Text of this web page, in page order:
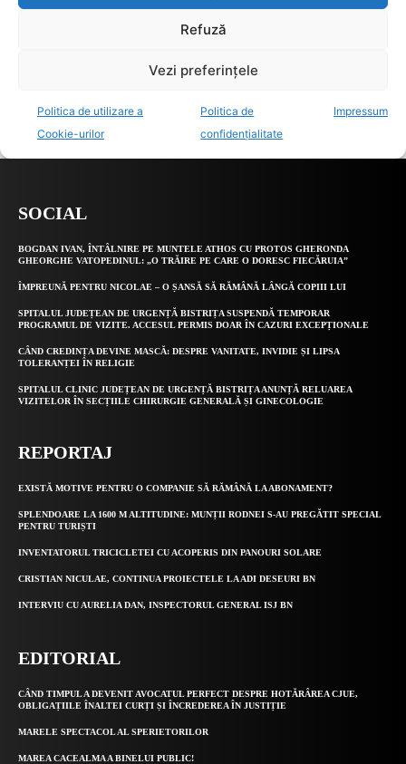
SOCIAL
BOGDAN IVAN, ÎNTÂLNIRE PE MUNTELE ATHOS CU PROTOS GHERONDA
GHEORGHE VATOPEDINUL: „O TRĂIRE PE CARE O DORESC FIECĂRUIA”
ÎMPREUNĂ PENTRU NICOLAE – O ȘANSĂ SĂ RĂMÂNĂ LÂNGĂ COPIII LUI
SPITALUL JUDEȚEAN DE URGENȚĂ BISTRIȚA SUSPENDĂ TEMPORAR
PROGRAMUL DE VIZITE. ACCESUL PERMIS DOAR ÎN CAZURI EXCEPȚIONALE
CÂND CREDINȚA DEVINE MASCĂ: DESPRE VANITATE, INVIDIE ȘI LIPSA
TOLERANȚEI ÎN RELIGIE
SPITALUL CLINIC JUDEȚEAN DE URGENȚĂ BISTRIȚA ANUNȚĂ RELUAREA
VIZITELOR ÎN SECȚIILE CHIRURGIE GENERALĂ ȘI GINECOLOGIE
REPORTAJ
EXISTĂ MOTIVE PENTRU O COMPANIE SĂ RĂMÂNĂ LA ABONAMENT?
SPLENDOARE LA 1600 M ALTITUDINE: MUNȚII RODNEI S-AU PREGĂTIT SPECIAL
PENTRU TURIȘTI
INVENTATORUL TRICICLETEI CU ACOPERIS DIN PANOURI SOLARE
CRISTIAN NICULAE, CONTINUA PROIECTELE LA ADI DESEURI BN
INTERVIU CU AURELIA DAN, INSPECTORUL GENERAL ISJ BN
EDITORIAL
CÂND TIMPUL A DEVENIT AVOCATUL PERFECT DESPRE HOTĂRÂREA CJUE,
OBLIGAȚIILE ÎNALTEI CURȚI ȘI ÎNCREDEREA ÎN JUSTIȚIE
MARELE SPECTACOL AL SPERIETORILOR
MAREA CACEALMA A BINELUI PUBLIC!